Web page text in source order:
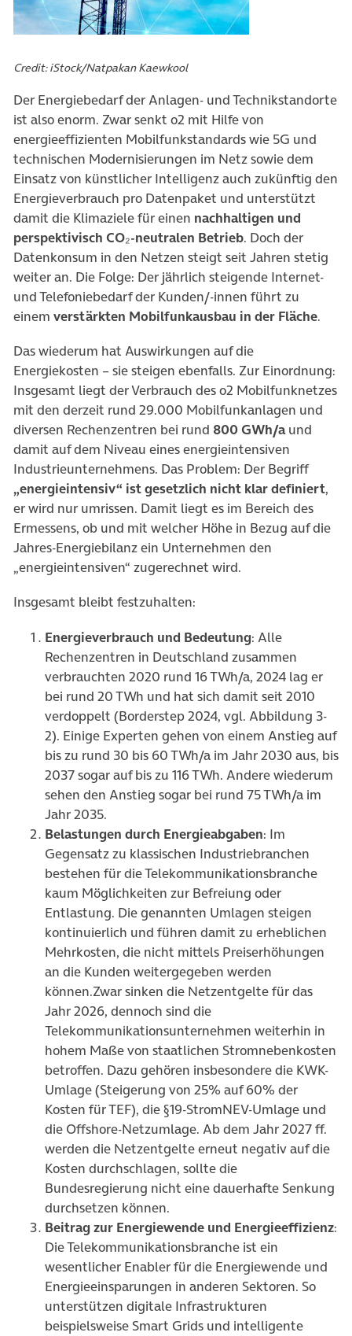
Credit: iStock/Natpakan Kaewkool
Der Energiebedarf der Anlagen- und Technikstandorte
ist also enorm. Zwar senkt o2 mit Hilfe von
energieeffizienten Mobilfunkstandards wie 5G und
technischen Modernisierungen im Netz sowie dem
Einsatz von künstlicher Intelligenz auch zukünftig den
Energieverbrauch pro Datenpaket und unterstützt
damit die Klimaziele für einen nachhaltigen und
perspektivisch CO₂-neutralen Betrieb. Doch der
Datenkonsum in den Netzen steigt seit Jahren stetig
weiter an. Die Folge: Der jährlich steigende Internet-
und Telefoniebedarf der Kunden/-innen führt zu
einem verstärkten Mobilfunkausbau in der Fläche.
Das wiederum hat Auswirkungen auf die
Energiekosten – sie steigen ebenfalls. Zur Einordnung:
Insgesamt liegt der Verbrauch des o2 Mobilfunknetzes
mit den derzeit rund 29.000 Mobilfunkanlagen und
diversen Rechenzentren bei rund 800 GWh/aund
damit auf dem Niveau eines energieintensiven
Industrieunternehmens. Das Problem: Der Begriff
„energieintensiv“ ist gesetzlich nicht klar definiert,
er wird nur umrissen. Damit liegt es im Bereich des
Ermessens, ob und mit welcher Höhe in Bezug auf die
Jahres-Energiebilanz ein Unternehmen den
„energieintensiven“ zugerechnet wird.
Insgesamt bleibt festzuhalten:
Energieverbrauch und Bedeutung: Alle
Rechenzentren in Deutschland zusammen
verbrauchten 2020 rund 16 TWh/a, 2024 lag er
bei rund 20 TWh und hat sich damit seit 2010
verdoppelt (Borderstep 2024, vgl. Abbildung 3-
2). Einige Experten gehen von einem Anstieg auf
bis zu rund 30 bis 60 TWh/a im Jahr 2030 aus, bis
2037 sogar auf bis zu 116 TWh. Andere wiederum
sehen den Anstieg sogar bei rund 75 TWh/a im
Jahr 2035.
Belastungen durch Energieabgaben: Im
Gegensatz zu klassischen Industriebranchen
bestehen für die Telekommunikationsbranche
kaum Möglichkeiten zur Befreiung oder
Entlastung. Die genannten Umlagen steigen
kontinuierlich und führen damit zu erheblichen
Mehrkosten, die nicht mittels Preiserhöhungen
an die Kunden weitergegeben werden
können.Zwar sinken die Netzentgelte für das
Jahr 2026, dennoch sind die
Telekommunikationsunternehmen weiterhin in
hohem Maße von staatlichen Stromnebenkosten
betroffen. Dazu gehören insbesondere die KWK-
Umlage (Steigerung von 25% auf 60% der
Kosten für TEF), die §19-StromNEV-Umlage und
die Offshore-Netzumlage. Ab dem Jahr 2027 ff.
werden die Netzentgelte erneut negativ auf die
Kosten durchschlagen, sollte die
Bundesregierung nicht eine dauerhafte Senkung
durchsetzen können.
Beitrag zur Energiewende und Energieeffizienz:
Die Telekommunikationsbranche ist ein
wesentlicher Enabler für die Energiewende und
Energieeinsparungen in anderen Sektoren. So
unterstützen digitale Infrastrukturen
beispielsweise Smart Grids und intelligente